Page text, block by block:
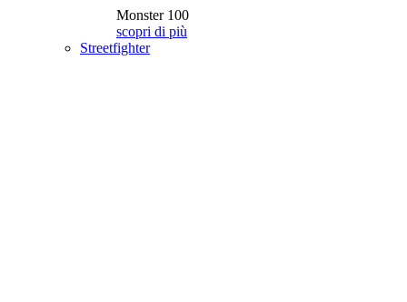
Monster 100
scopri di più
Streetfighter